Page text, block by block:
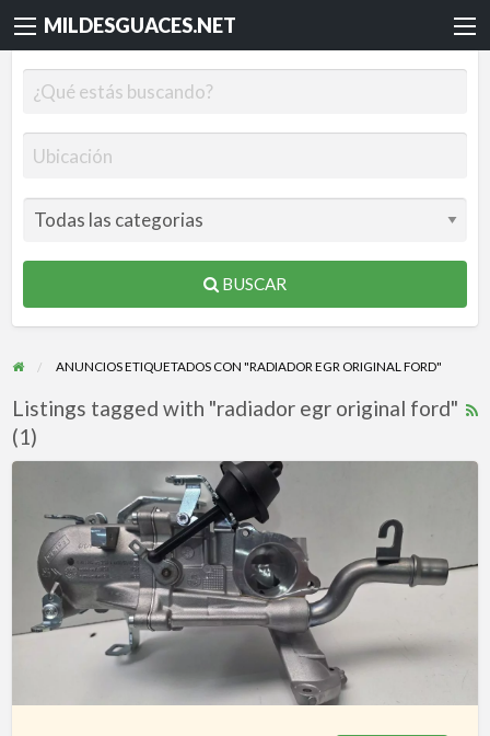
MILDESGUACES.NET
BUSCAR
ANUNCIOS ETIQUETADOS CON "RADIADOR EGR ORIGINAL FORD"
Listings tagged with "radiador egr original ford"
(1)
EGR
Ford
Volvo
PSA
A